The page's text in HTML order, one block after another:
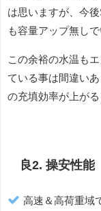
は思いますが、今
も容量アップ無し
この余裕の水温も
ている事は間違い
の充填効率が上がる
良2. 操安性能
高速＆高荷重域